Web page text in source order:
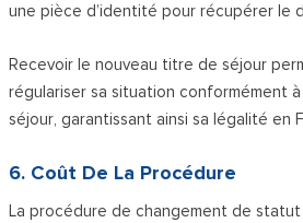
une pièce d’identité pour récupérer le
Recevoir le nouveau titre de séjour
régulariser sa situation conformément
séjour, garantissant ainsi sa légalité en
6. Coût De La Procédure
La procédure de changement de